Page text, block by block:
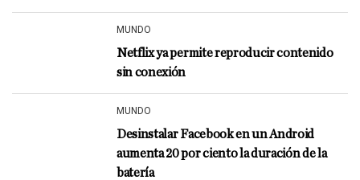
MUNDO
Netflix ya permite reproducir contenido
sin conexión
MUNDO
Desinstalar Facebook en un Android
aumenta 20 por ciento la duración de la
batería